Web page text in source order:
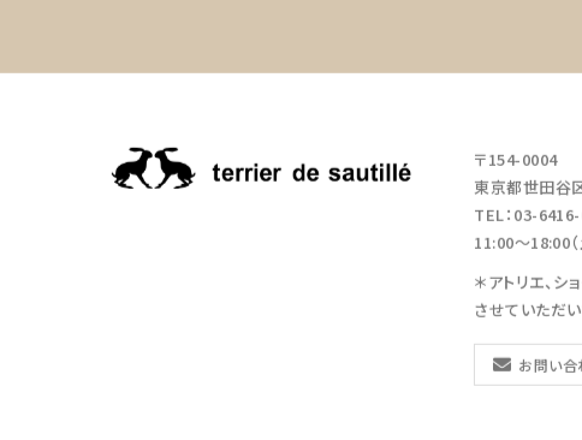
〒154-0004
東京都世田谷
TEL：03-
11:00～18:00（
＊アトリエ、
させていただい
お問い合